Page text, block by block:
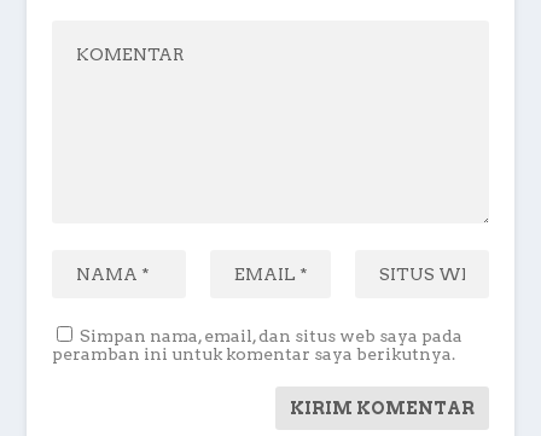
Simpan nama, email, dan situs web saya pada
peramban ini untuk komentar saya berikutnya.